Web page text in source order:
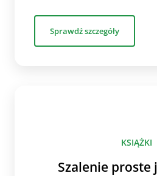
Sprawdź szczegóły
KSIĄŻKI
Szalenie proste